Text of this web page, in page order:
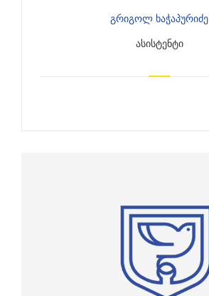
Გრიგოლ Ხაჭაპურიძე
ᲐᲡᲘᲡᲢᲔᲜᲢᲘ